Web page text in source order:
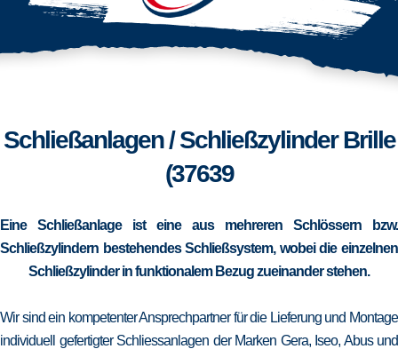
Schließanlagen / Schließzylinder Brille
(37639
Eine Schließanlage ist eine aus mehreren Schlössern bzw.
Schließzylindern bestehendes Schließsystem, wobei die einzelnen
Schließzylinder in funktionalem Bezug zueinander stehen.
Wir sind ein kompetenter Ansprechpartner für die Lieferung und Montage
individuell gefertigter Schliessanlagen der Marken Gera, Iseo, Abus und